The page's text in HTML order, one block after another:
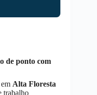
de ponto com
Alta Floresta
trabalho